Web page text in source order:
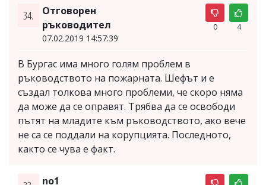
34.
Отговорен
ръководител
07.02.2019 14:57:39
0 4
В Бургас има много голям проблем в
ръководството на пожарната. Шефът и е
създал толкова много проблеми, че скоро няма
да може да се оправят. Трябва да се освободи
пътят на младите към ръководството, ако вече
не са се поддали на корупцията. Последното,
както се чува е факт.
no1